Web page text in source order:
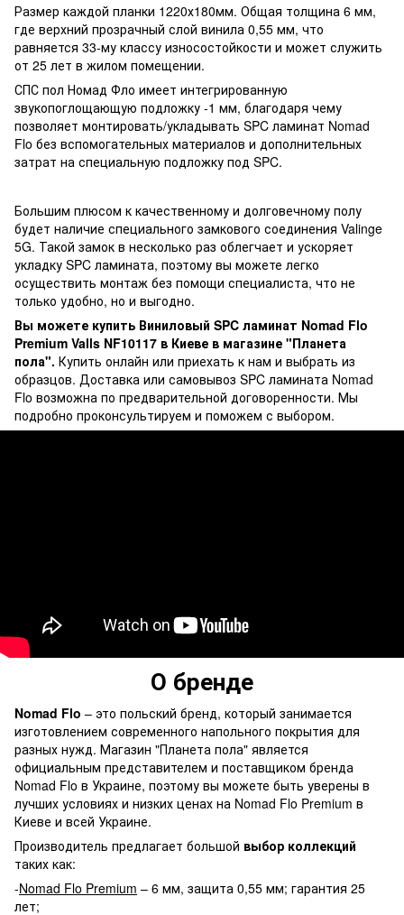
Размер каждой планки 1220х180мм. Общая толщина 6 мм,
где верхний прозрачный слой винила 0,55 мм, что
равняется 33-му классу износостойкости и может служить
от 25 лет в жилом помещении.
СПС пол Номад Фло имеет интегрированную
звукопоглощающую подложку -1 мм, благодаря чему
позволяет монтировать/укладывать SPC ламинат Nomad
Flo без вспомогательных материалов и дополнительных
затрат на специальную подложку под SPC.
Большим плюсом к качественному и долговечному полу
будет наличие специального замкового соединения Valinge
5G. Такой замок в несколько раз облегчает и ускоряет
укладку SPC ламината, поэтому вы можете легко
осуществить монтаж без помощи специалиста, что не
только удобно, но и выгодно.
Вы можете купить Виниловый SPC ламинат Nomad Flo
Premium Valls NF10117 в Киеве в магазине "Планета
пола". Купить онлайн или приехать к нам и выбрать из
образцов. Доставка или самовывоз SPC ламината Nomad
Flo возможна по предварительной договоренности. Мы
подробно проконсультируем и поможем с выбором.
О бренде
Nomad Flo – это польский бренд, который занимается
изготовлением современного напольного покрытия для
разных нужд. Магазин "Планета пола" является
официальным представителем и поставщиком бренда
Nomad Flo в Украине, поэтому вы можете быть уверены в
лучших условиях и низких ценах на Nomad Flo Premium в
Киеве и всей Украине.
Производитель предлагает большой выбор коллекций
таких как:
-Nomad Flo Premium – 6 мм, защита 0,55 мм; гарантия 25
лет;